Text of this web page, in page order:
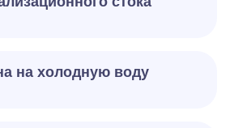
на холодную воду